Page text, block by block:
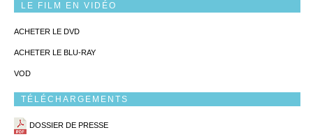
LE FILM EN VIDÉO
ACHETER LE DVD
ACHETER LE BLU-RAY
VOD
TÉLÉCHARGEMENTS
DOSSIER DE PRESSE